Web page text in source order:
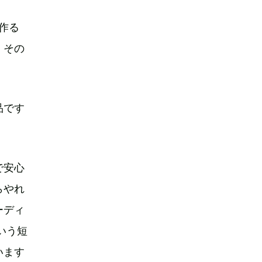
る
その
です
安心
やれ
ィ
う短
ます